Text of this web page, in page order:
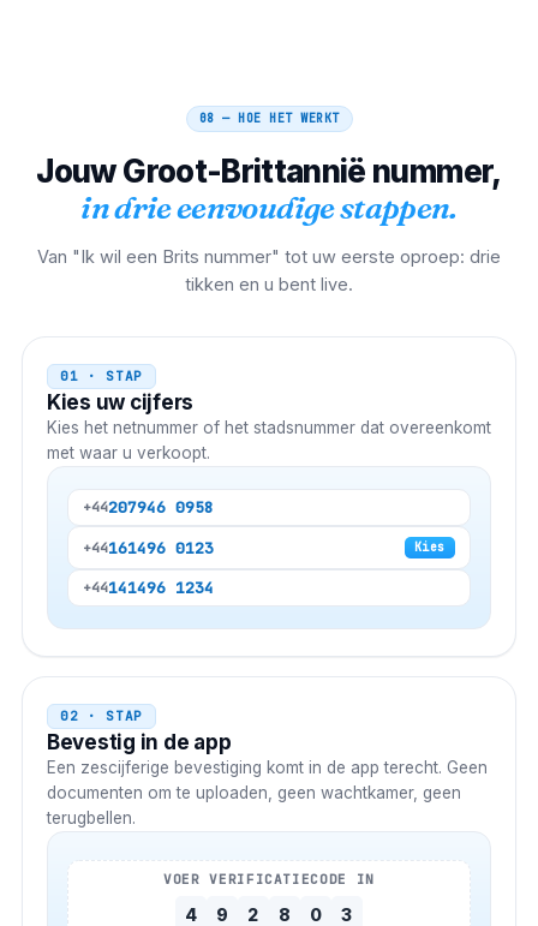
08 — HOE HET WERKT
JouwGroot-Brittannië nummer,
in drie eenvoudige stappen.
Van "Ik wil een Brits nummer" tot uw eerste oproep: drie
tikken en u bent live.
01 · STAP
Kies uw cijfers
Kies het netnummer of het stadsnummer dat overeenkomt
met waar u verkoopt.
+44207946 0958
+44161496 0123 Kies
+44141496 1234
02 · STAP
Bevestig in de app
Een zescijferige bevestiging komt in de app terecht. Geen
documenten om te uploaden, geen wachtkamer, geen
terugbellen.
VOER VERIFICATIECODE IN
4 9 2 8 0 3